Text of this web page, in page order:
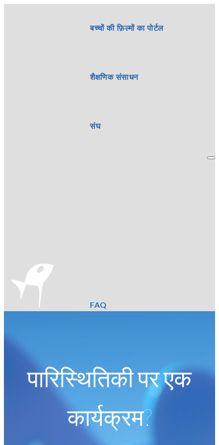
बच्चों की फ़िल्मों का पोर्टल
शैक्षणिक संसाधन
संघ
FAQ
पारिस्थितिकी पर एक
कार्यक्रम?